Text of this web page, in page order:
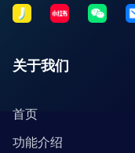
关于我们
首页
功能介绍